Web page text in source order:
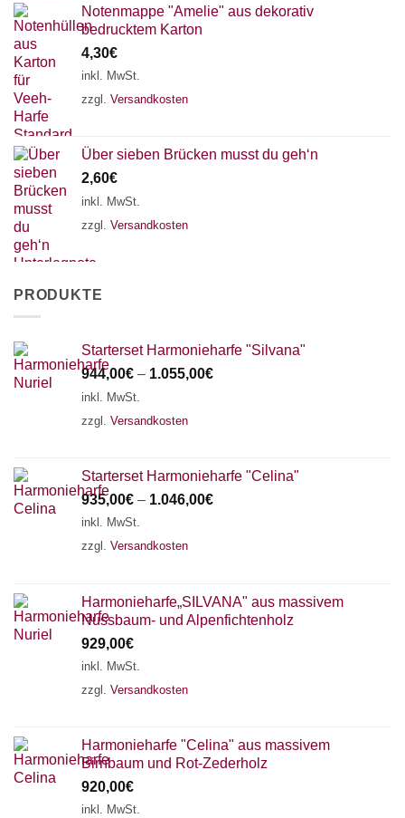
Notenmappe "Amelie" aus dekorativ
bedrucktem Karton
4,30€
inkl. MwSt.
zzgl. Versandkosten
Über sieben Brücken musst du geh‘n
2,60€
inkl. MwSt.
zzgl. Versandkosten
PRODUKTE
Starterset Harmonieharfe "Silvana"
944,00€ – 1.055,00€
inkl. MwSt.
zzgl. Versandkosten
Starterset Harmonieharfe "Celina"
935,00€ – 1.046,00€
inkl. MwSt.
zzgl. Versandkosten
Harmonieharfe„SILVANA" aus massivem
Nussbaum- und Alpenfichtenholz
929,00€
inkl. MwSt.
zzgl. Versandkosten
Harmonieharfe "Celina" aus massivem
Birnbaum und Rot-Zederholz
920,00€
inkl. MwSt.